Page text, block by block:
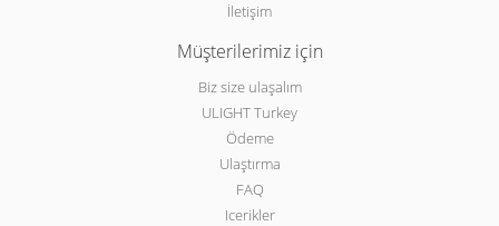
İletişim
Müşterilerimiz için
Biz size ulaşalım
ULIGHT Turkey
Ödeme
Ulaştırma
FAQ
Icerikler